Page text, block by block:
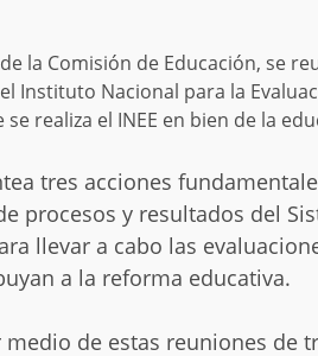
la Comisión de Educación, se
Instituto Nacional para la
realiza el INEE en bien de la
tres acciones
procesos y resultados del
llevar a cabo las
a la reforma educativa.
de estas reuniones de